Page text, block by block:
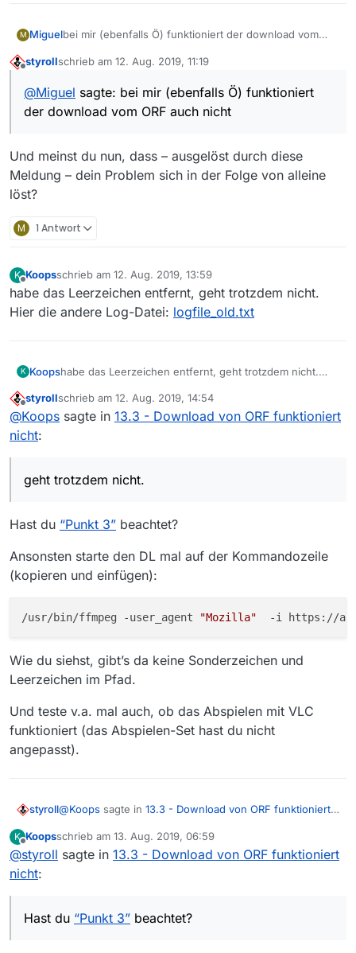
M Miguelbei mir (ebenfalls Ö) funktioniert der download vom
Offline
styrollschrieb am 12. Aug. 2019, 11:19
zuletzt editiert von
@Miguel sagte: bei mir (ebenfalls Ö) funktioniert
der download vom ORF auch nicht
Und meinst du nun, dass – ausgelöst durch diese
Meldung – dein Problem sich in der Folge von alleine
löst?
M 1 Antwort
K
Offline
Koopsschrieb am 12. Aug. 2019, 13:59
zuletzt editiert von
habe das Leerzeichen entfernt, geht trotzdem nicht.
Hier die andere Log-Datei: logfile_old.txt
K Koopshabe das Leerzeichen entfernt, geht trotzdem nicht.
Offline
styrollschrieb am 12. Aug. 2019, 14:54
zuletzt editiert von
@Koops sagte in 13.3 - Download von ORF funktioniert
nicht:
geht trotzdem nicht.
Hast du “Punkt 3” beachtet?
Ansonsten starte den DL mal auf der Kommandozeile
(kopieren und einfügen):
/usr/bin/ffmpeg -user_agent "Mozilla"
Wie du siehst, gibt’s da keine Sonderzeichen und
Leerzeichen im Pfad.
Und teste v.a. mal auch, ob das Abspielen mit VLC
funktioniert (das Abspielen-Set hast du nicht
angepasst).
styroll@Koops sagte in 13.3 - Download von ORF funktioniert
geht trotzdem nicht.
Ansonsten starte den DL mal auf der Kommandozeile
K
Offline
Koopsschrieb am 13. Aug. 2019, 06:59
zuletzt editiert von
@styroll sagte in 13.3 - Download von ORF funktioniert
nicht:
Hast du “Punkt 3” beachtet?